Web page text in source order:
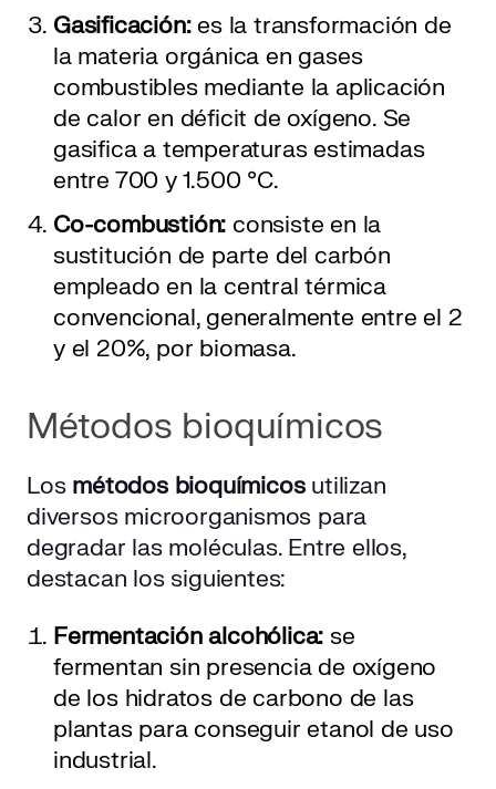
Gasificación:es la transformación de
la materia orgánica en gases
combustibles mediante la aplicación
de calor en déficit de oxígeno. Se
gasifica a temperaturas estimadas
entre 700 y 1.500 °C.
Co-combustión: consiste en la
sustitución de parte del carbón
empleado en la central térmica
convencional, generalmente entre el 2
y el 20%, por biomasa.
Métodos bioquímicos
Los métodos bioquímicosutilizan
diversos microorganismos para
degradar las moléculas. Entre ellos,
destacan los siguientes:
Fermentación alcohólica: se
fermentan sin presencia de oxígeno
de los hidratos de carbono de las
plantas para conseguir etanol de uso
industrial.